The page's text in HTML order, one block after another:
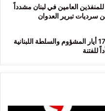
العامين في لبنان مشدداً
سرديات تبرير العدوان
“القومي”: “اتفاق الاطار” نسخة عن 17 أيار المشؤوم والسلطة اللبنانية
للفتنة